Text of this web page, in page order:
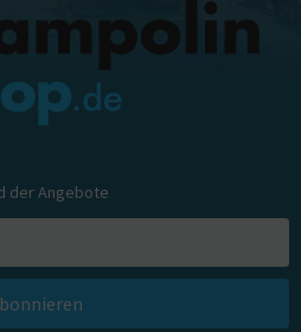
der Angebote